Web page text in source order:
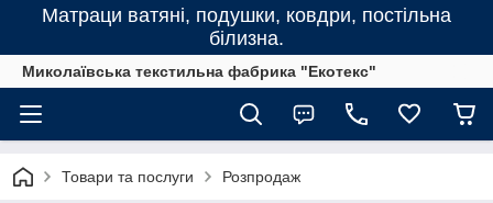
Матраци ватяні, подушки, ковдри, постільна
білизна.
Миколаївська текстильна фабрика "Екотекс"
Товари та послуги Розпродаж